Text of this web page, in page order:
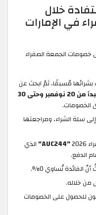
الصفراء
ثمّ ابحث عن
تبدأ من 20 نوفمبر وحتى 30
الذي